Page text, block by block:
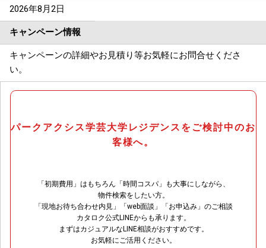
2026年8月2日
キャンペーン情報
キャンペーンの詳細やお見積り等お気軽にお問合せくださ
い。
パークアクシス学芸大学レジデンスをご検討中のお
客様へ。
「初期費用」はもちろん「時間コスパ」も大事にしながら、
物件検索をしたい方。
「現地お待ち合わせ内見」「web面談」「お申込み」のご相談
カタロク公式LINEからも承ります。
まずはカジュアルなLINE相談がおすすめです。
お気軽にご活用ください。